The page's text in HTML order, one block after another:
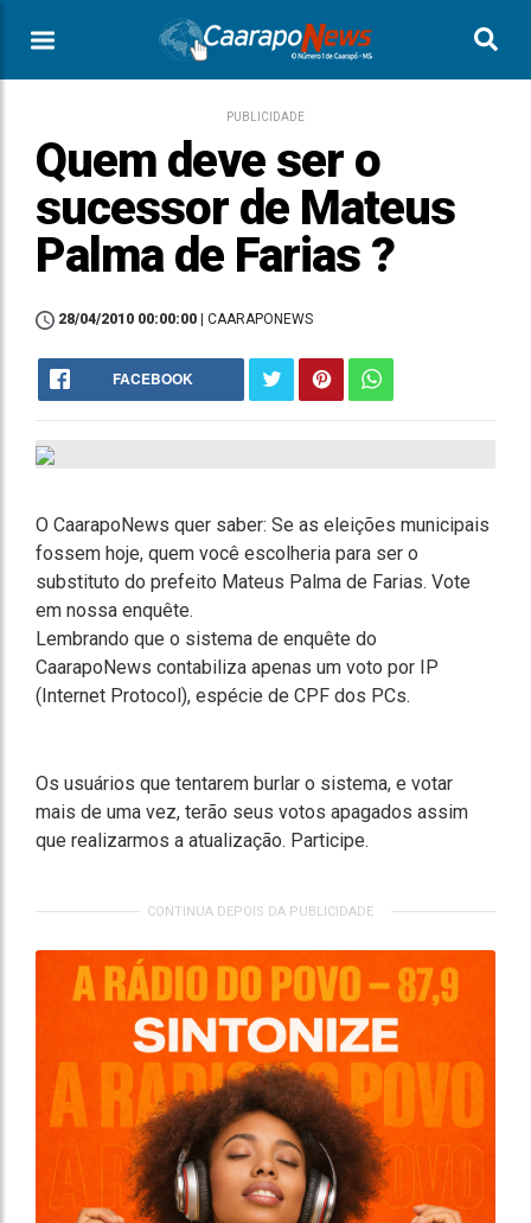
PUBLICIDADE
Quem deve ser o
sucessor de Mateus
Palma de Farias ?
28/04/2010 00:00:00 | CAARAPONEWS
FACEBOOK
O CaarapoNews quer saber: Se as eleições municipais
fossem hoje, quem você escolheria para ser o
substituto do prefeito Mateus Palma de Farias. Vote
em nossa enquête.
Lembrando que o sistema de enquête do
CaarapoNews contabiliza apenas um voto por IP
(Internet Protocol), espécie de CPF dos PCs.
Os usuários que tentarem burlar o sistema, e votar
mais de uma vez, terão seus votos apagados assim
que realizarmos a atualização. Participe.
CONTINUA DEPOIS DA PUBLICIDADE